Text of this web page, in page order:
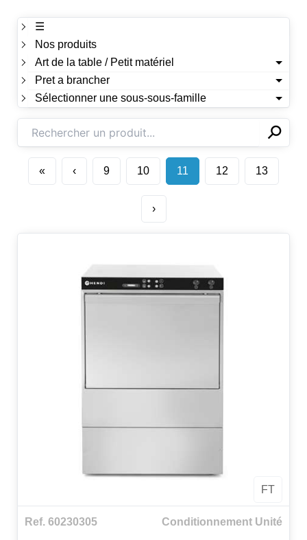
☰
Nos produits
Art de la table / Petit matériel
Pret a brancher
Sélectionner une sous-sous-famille
✕⚲
« ‹ 9 10 11 12 13
›
FT
Ref. 60230305 Conditionnement Unité